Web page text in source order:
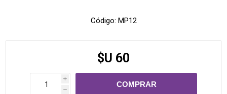
Código: MP12
$U 60
i
h